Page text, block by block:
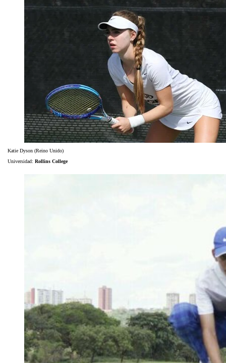
Katie Dyson (Reino Unido)
Universidad: Rollins College